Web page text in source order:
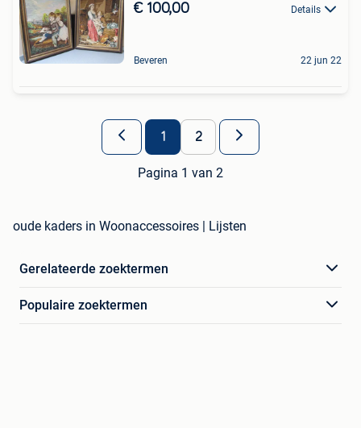
€ 100,00 Details
Beveren 22 jun 22
1 2
Pagina 1 van 2
oude kaders in Woonaccessoires | Lijsten
Gerelateerde zoektermen
Populaire zoektermen